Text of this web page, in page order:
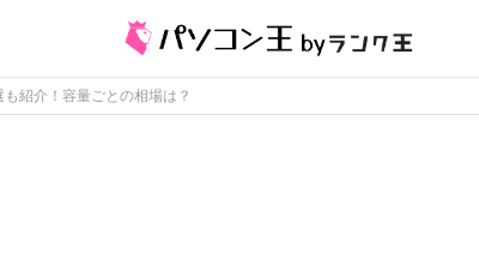
紹介！容量ごとの相場は？